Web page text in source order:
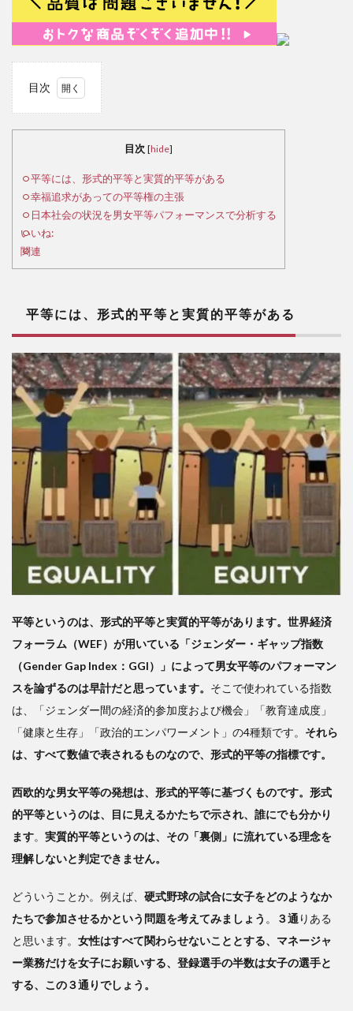
目次
形式
的平
等と
的平
等が
幸
福追
求が
あっ
ての
平等
権の
3
日
本社
会の
状況
を男
女平
等パ
フォ
ーマ
で分
析す
る
目次 [hide]
平等には、形式的平等と実質的平等がある
幸福追求があっての平等権の主張
日本社会の状況を男女平等パフォーマンスで分析する
いいね:
関連
平等には、形式的平等と実質的平等がある
平等というのは、形式的平等と実質的平等があります。世界経済
フォーラム（WEF）が用いている「ジェンダー・ギャップ指数
（Gender Gap Index：GGI）」によって男女平等のパフォーマン
スを論ずるのは早計だと思っています。 そこで使われている指数
は、「ジェンダー間の経済的参加度および機会」「教育達成度」
「健康と生存」「政治的エンパワーメント」の4種類です。 それら
は、すべて数値で表されるものなので、形式的平等の指標です。
西欧的な男女平等の発想は、形式的平等に基づくものです。形式
的平等というのは、目に見えるかたちで示され、誰にでも分かり
ます。 実質的平等というのは、その「裏側」に流れている理念を
理解しないと判定できません。
どういうことか。例えば、 硬式野球の試合に女子をどのようなか
たちで参加させるかという問題を考えてみましょう 。 ３通りある
と思います。 女性はすべて関わらせないこととする、マネージャ
ー業務だけを女子にお願いする、登録選手の半数は女子の選手と
する、この３通りでしょう。